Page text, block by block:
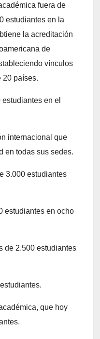
fuera de
estudiantes en la
la acreditación
de
vínculos
20 países.
en el
internacional que
en todas sus sedes.
3.000 estudiantes
estudiantes en ocho
de 2.500 estudiantes
que hoy